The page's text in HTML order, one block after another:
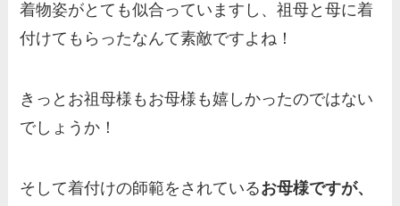
着物姿がとても似合っていますし、祖母と母に着
付けてもらったなんて素敵ですよね！
きっとお祖母様もお母様も嬉しかったのではない
でしょうか！
そして着付けの師範をされているお母様ですが、